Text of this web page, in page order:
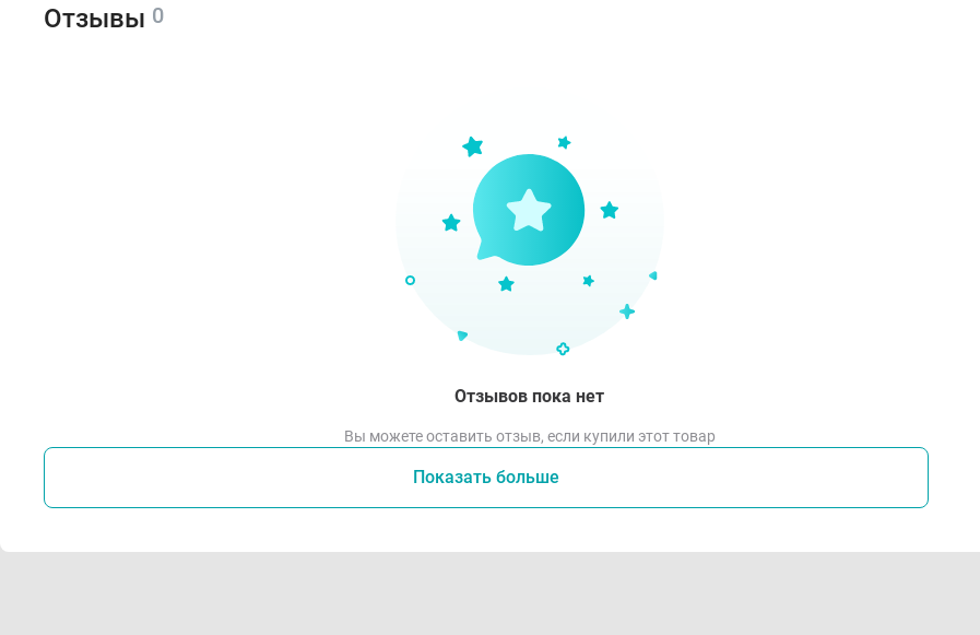
Отзывы 0
Отзывов пока нет
Вы можете оставить отзыв, если купили этот товар
Показать больше